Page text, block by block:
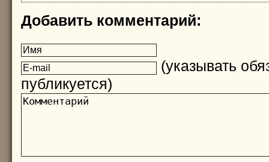
Добавить комментарий:
(указывать
публикуется)